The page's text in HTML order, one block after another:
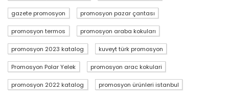
gazete promosyon promosyon pazar çantası
promosyon termos promosyon araba kokuları
promosyon 2023 katalog kuveyt türk promosyon
Promosyon Polar Yelek promosyon arac kokulari
promosyon 2022 katalog promosyon ürünleri istanbul